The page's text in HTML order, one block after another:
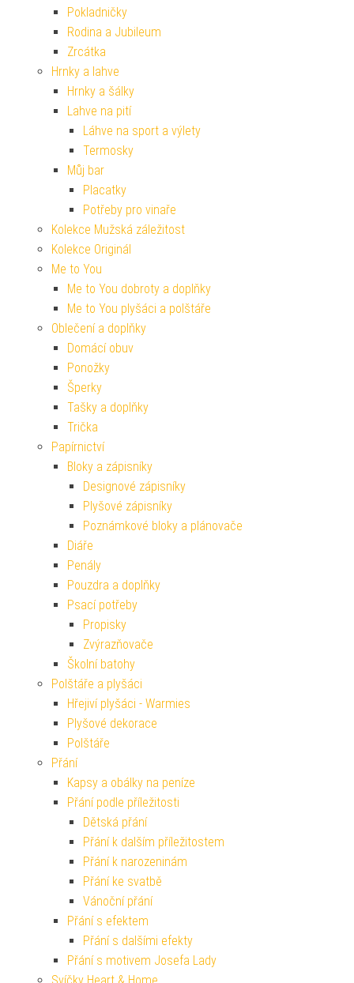
Pokladničky
Rodina a Jubileum
Zrcátka
Hrnky a lahve
Hrnky a šálky
Lahve na pití
Láhve na sport a výlety
Termosky
Můj bar
Placatky
Potřeby pro vinaře
Kolekce Mužská záležitost
Kolekce Originál
Me to You
Me to You dobroty a doplňky
Me to You plyšáci a polštáře
Oblečení a doplňky
Domácí obuv
Ponožky
Šperky
Tašky a doplňky
Trička
Papírnictví
Bloky a zápisníky
Designové zápisníky
Plyšové zápisníky
Poznámkové bloky a plánovače
Diáře
Penály
Pouzdra a doplňky
Psací potřeby
Propisky
Zvýrazňovače
Školní batohy
Polštáře a plyšáci
Hřejiví plyšáci - Warmies
Plyšové dekorace
Polštáře
Přání
Kapsy a obálky na peníze
Přání podle příležitosti
Dětská přání
Přání k dalším příležitostem
Přání k narozeninám
Přání ke svatbě
Vánoční přání
Přání s efektem
Přání s dalšími efekty
Přání s motivem Josefa Lady
Svíčky Heart & Home